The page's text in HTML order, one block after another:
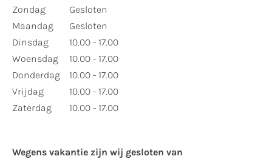
Zondag
Maandag
Dinsdag
Woensdag
Donderdag
Vrijdag
Zaterdag
Gesloten
Gesloten
10.00 - 17.00
10.00 - 17.00
10.00 - 17.00
10.00 - 17.00
10.00 - 17.00
Wegens vakantie zijn wij gesloten van ​